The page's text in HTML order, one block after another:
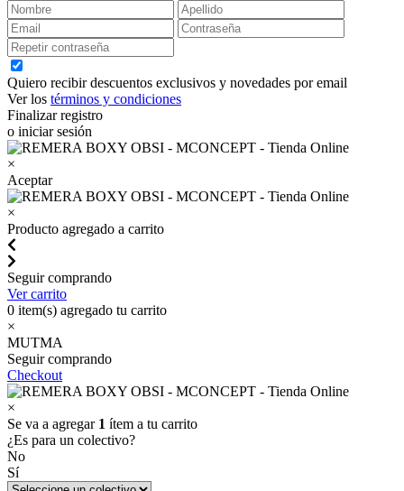
Quiero recibir descuentos exclusivos y novedades por email
Ver los términos y condiciones
Finalizar registro
o iniciar sesión
×
Aceptar
×
Producto agregado a carrito
Seguir comprando
Ver carrito
0 item(s) agregado tu carrito
×
MUTMA
Seguir comprando
Checkout
×
Se va a agregar 1 ítem a tu carrito
¿Es para un colectivo?
No
Sí